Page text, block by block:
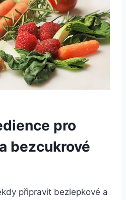
pro
bezcukrové
připravit bezlepkové a